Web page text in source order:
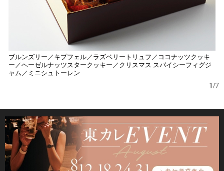
ブルンズリー／キプフェル／ラズベリートリュフ／ココナッツクッキ
ー／ヘーゼルナッツスタークッキー／クリスマス スパイシーフィグジ
ャム／ミニシュトーレン
1/7